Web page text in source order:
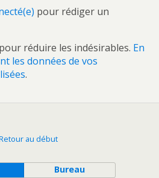
pour rédiger un
réduire les indésirables. En
les données de vos
.
au début
Bureau